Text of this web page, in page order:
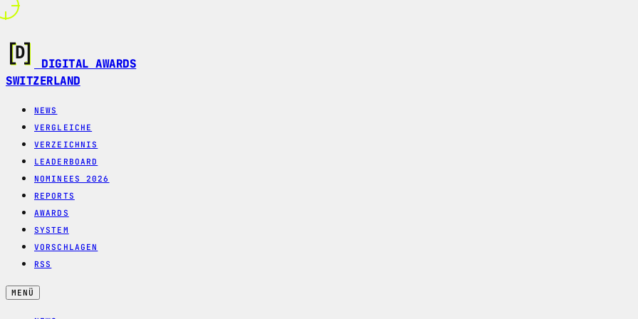
DIGITAL AWARDS
SWITZERLAND
NEWS
VERGLEICHE
VERZEICHNIS
LEADERBOARD
NOMINEES 2026
REPORTS
AWARDS
SYSTEM
VORSCHLAGEN
RSS
MENÜ